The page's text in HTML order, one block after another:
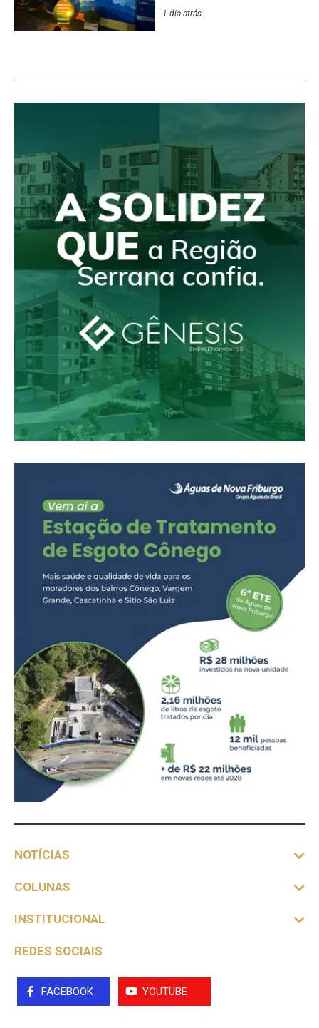
1 dia atrás
NOTÍCIAS
COLUNAS
INSTITUCIONAL
REDES SOCIAIS
FACEBOOK YOUTUBE